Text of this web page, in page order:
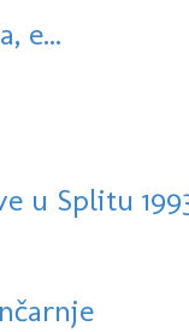
e...
u Splitu